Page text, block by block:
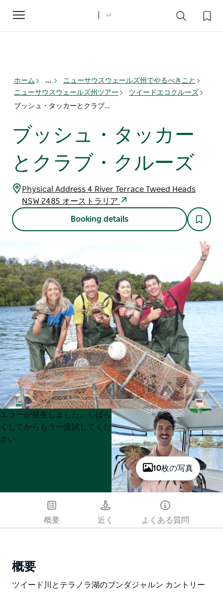
Toggle
navigation
ホーム ...
ニューサウスウェールズ州でやるべきこと
ニューサウスウェールズ州ツアー
ツイードエコクルーズ
ブッシュ・タッカーとクラブ・クルーズ
ブッシュ・タッカー
とクラブ・クルーズ
Physical Address 4 River Terrace Tweed Heads
NSW 2485 オーストラリア
Booking details
10枚の写真
Product
List
Product
List
エラーが発生しました。しばら
くしてからもう一度試してくだ
さい
概要 近く よくある質問
概要
ツイード川とテラノラ湖のブンダジャルン カントリー